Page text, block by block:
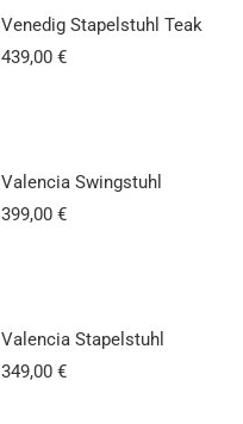
Venedig Stapelstuhl Teak
439,00 €
Valencia Swingstuhl
399,00 €
Valencia Stapelstuhl
349,00 €